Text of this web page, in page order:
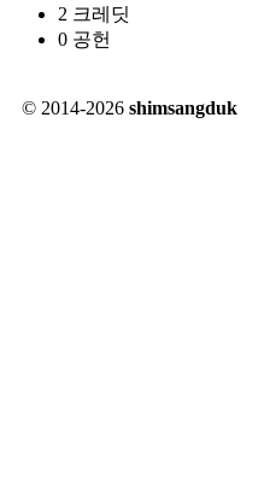
2 크레딧
0 공헌
© 2014-2026 shimsangduk